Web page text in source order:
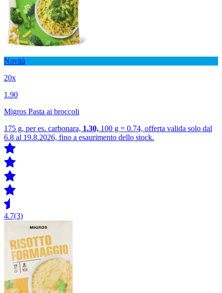
Novità
20x
1.90
Migros Pasta ai broccoli
175 g, per es. carbonara, 1.30, 100 g = 0.74, offerta valida solo dal
6.8 al 19.8.2026, fino a esaurimento dello stock.
4.7(3)